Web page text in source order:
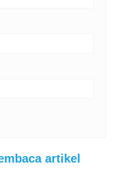
artikel